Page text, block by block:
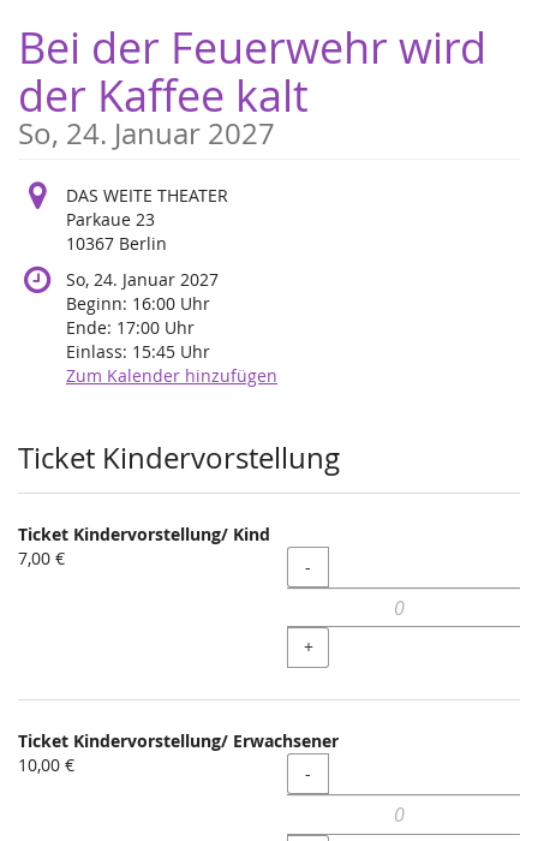
Haupt-
Inhalt
springen
Bei der Feuerwehr wird
der Kaffee kalt
So, 24. Januar 2027
DAS WEITE THEATER
Parkaue 23
10367 Berlin
So, 24. Januar 2027
Beginn: 16:00 Uhr
Ende: 17:00 Uhr
Einlass: 15:45 Uhr
Zum Kalender hinzufügen
Produkte
Ticket Kindervorstellung
Ticket Kindervorstellung/ Kind
7,00 €
Menge
-
+
Ticket Kindervorstellung/ Erwachsener
10,00 €
Menge
-